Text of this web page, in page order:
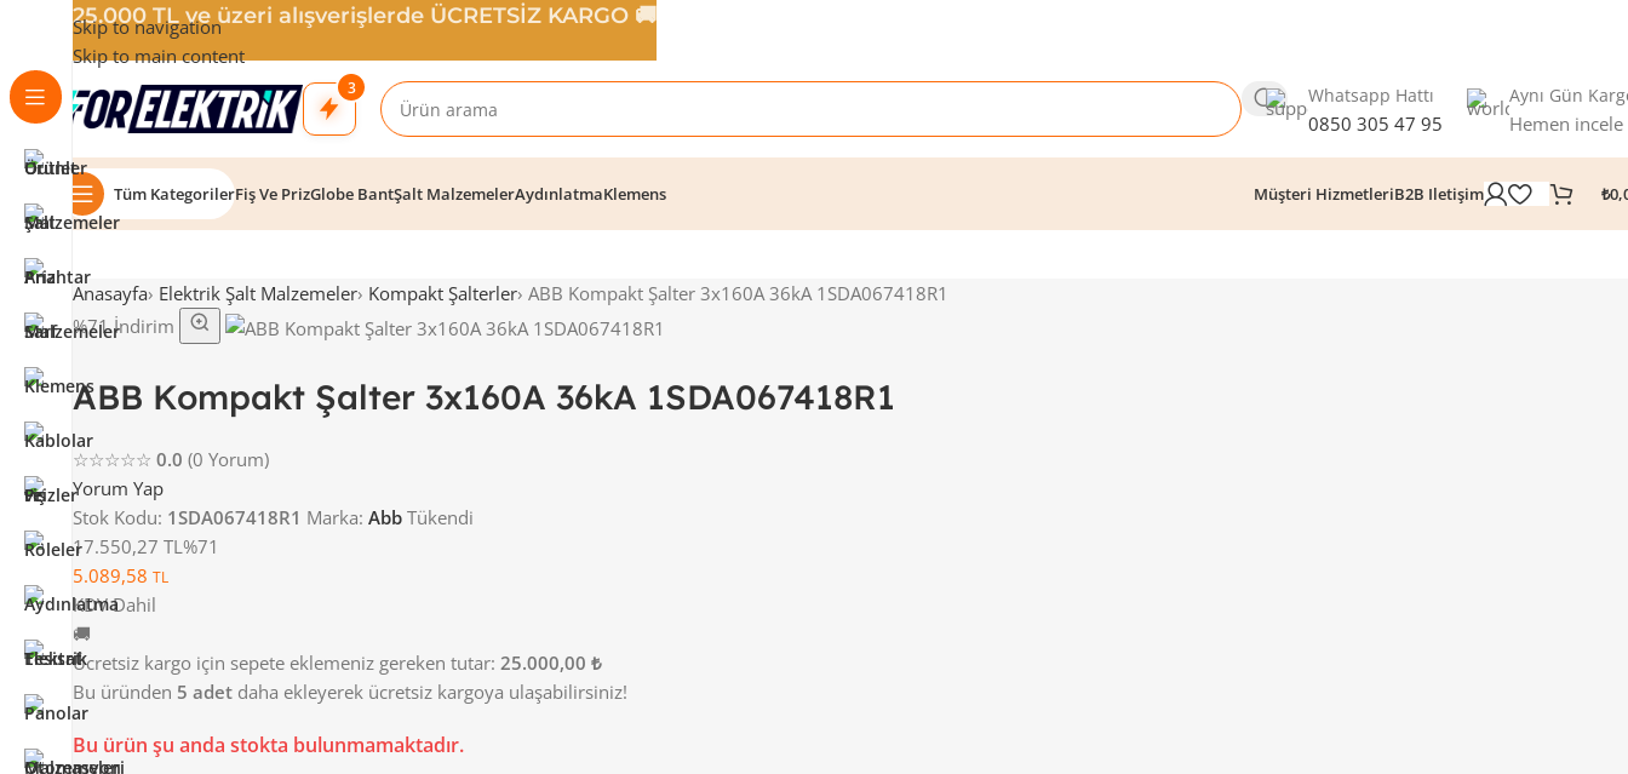
Skip to navigation
Skip to main content
3 Whatsapp Hattı
0850 305 47 95
Aynı Gün
Hemen incele
Tüm KategorilerFiş Ve PrizGlobe BantŞalt MalzemelerAydınlatmaKlemens Müşteri HizmetleriB2B Iletişim ₺
Anasayfa› Elektrik Şalt Malzemeler› Kompakt Şalterler› ABB Kompakt Şalter 3x160A 36kA 1SDA067418R1
%71 İndirim
ABB Kompakt Şalter 3x160A 36kA 1SDA067418R1
☆☆☆☆☆ 0.0 (0 Yorum)
Yorum Yap
Stok Kodu: 1SDA067418R1 Marka: Abb Tükendi
17.550,27 TL%71
5.089,58 TL
KDV Dahil
🚚
Ücretsiz kargo için sepete eklemeniz gereken tutar: 25.000,00 ₺
Bu üründen 5 adet daha ekleyerek ücretsiz kargoya ulaşabilirsiniz!
Bu ürün şu anda stokta bulunmamaktadır.
25.000 TL ve üzeri alışverişlerde ÜCRETSİZ KARGO 🚚